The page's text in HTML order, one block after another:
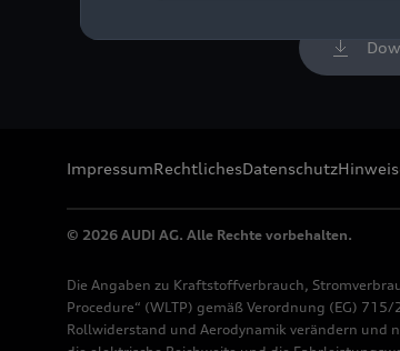
ImpressumRechtlichesDatenschutz
© 2026 AUDI AG. Alle Rechte vorbehalten.
Die Angaben zu Kraftstoffverbrauch,
Procedure“ (WLTP) gemäß Verordnung (EG)
Rollwiderstand und Aerodynamik verändern und